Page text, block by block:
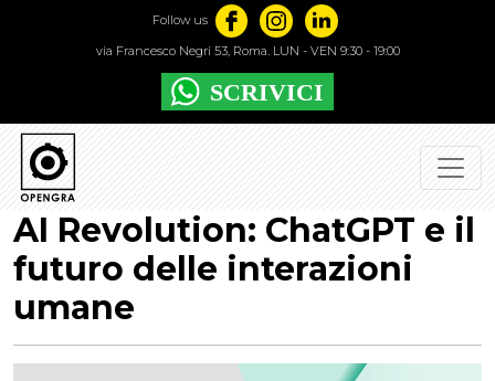
Follow us
via Francesco Negri 53, Roma. LUN - VEN 9:30 - 19:00
AI Revolution: ChatGPT e il
futuro delle interazioni
umane